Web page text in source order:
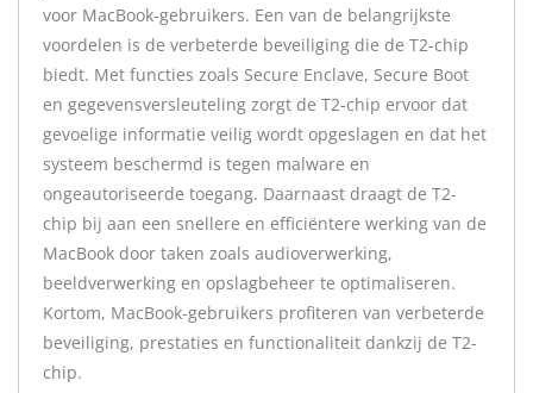
voor MacBook-gebruikers. Een van de belangrijkste
voordelen is de verbeterde beveiliging die de T2-chip
biedt. Met functies zoals Secure Enclave, Secure Boot
en gegevensversleuteling zorgt de T2-chip ervoor dat
gevoelige informatie veilig wordt opgeslagen en dat het
systeem beschermd is tegen malware en
ongeautoriseerde toegang. Daarnaast draagt de T2-
chip bij aan een snellere en efficiëntere werking van de
MacBook door taken zoals audioverwerking,
beeldverwerking en opslagbeheer te optimaliseren.
Kortom, MacBook-gebruikers profiteren van verbeterde
beveiliging, prestaties en functionaliteit dankzij de T2-
chip.